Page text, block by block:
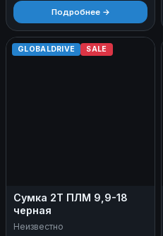
Подробнее →
GLOBALDRIVE SALE
Сумка 2Т ПЛМ 9,9-18
черная
Неизвестно